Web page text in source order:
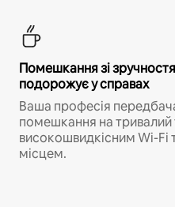
Помешкання зі
подорожує у справах
Ваша професія
помешкання на тривалий
високошвидкісним Wi-Fi
місцем.